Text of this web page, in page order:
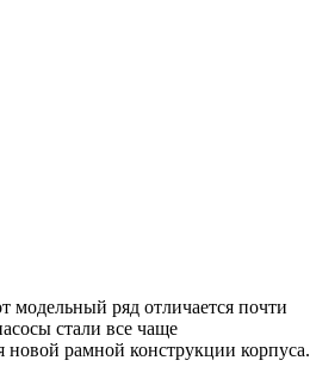
ряд отличается почти
стали все чаще
новой рамной конструкции корпуса.